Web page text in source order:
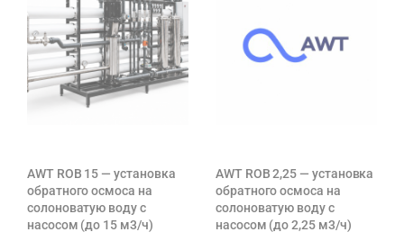
AWT ROB 15 — установка
обратного осмоса на
солоноватую воду с
насосом (до 15 м3/ч)
AWT ROB 2,25 — установка
обратного осмоса на
солоноватую воду с
насосом (до 2,25 м3/ч)